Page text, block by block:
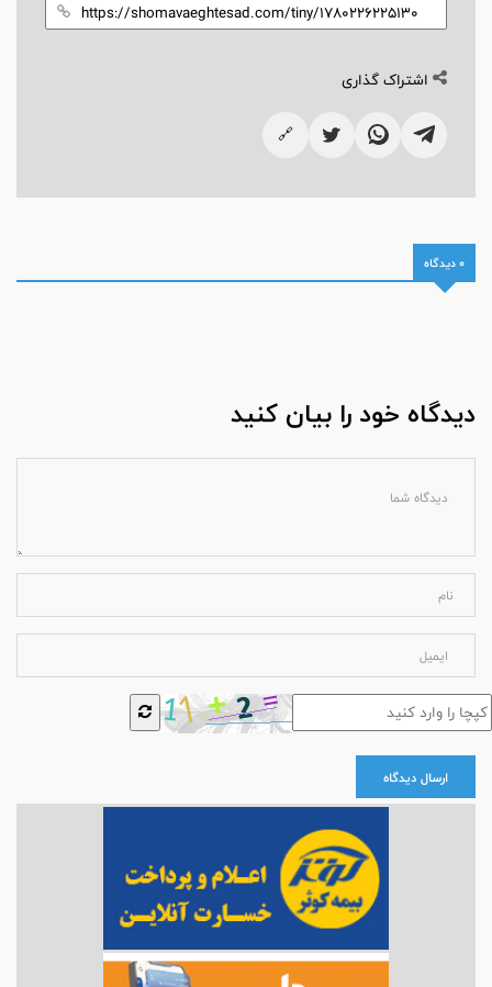
اشتراک گذاری
🔗
0 دیدگاه
دیدگاه خود را بیان کنید
ارسال دیدگاه